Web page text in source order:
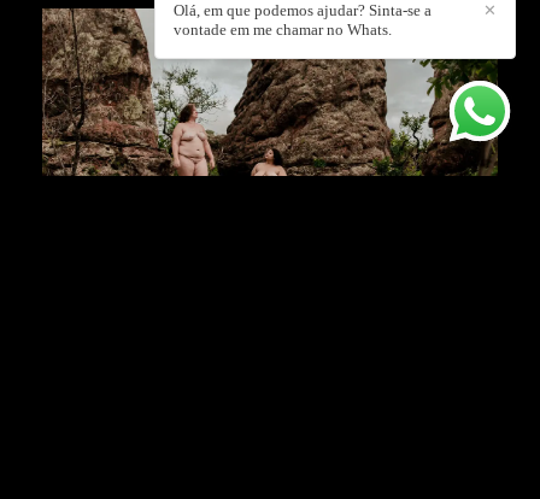
✕
Olá, em que podemos ajudar? Sinta-se a
vontade em me chamar no Whats.